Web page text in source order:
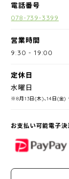
電話番号
078-739-3399
営業時間
9:30 -19:00
定休日
水曜日
※8月13日(木)、14日(金)
お支払い可能電子決
PayPay